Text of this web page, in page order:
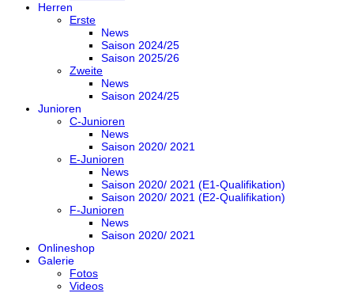
Herren
Erste
News
Saison 2024/25
Saison 2025/26
Zweite
News
Saison 2024/25
Junioren
C-Junioren
News
Saison 2020/ 2021
E-Junioren
News
Saison 2020/ 2021 (E1-Qualifikation)
Saison 2020/ 2021 (E2-Qualifikation)
F-Junioren
News
Saison 2020/ 2021
Onlineshop
Galerie
Fotos
Videos